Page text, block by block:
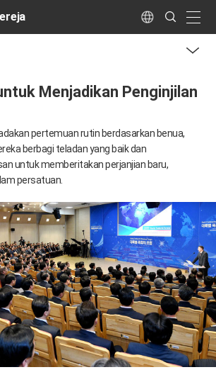
Language
Search
Submit
Menjadikan Penginjilan
pertemuan rutin berdasarkan benua,
berbagi teladan yang baik dan
untuk memberitakan perjanjian baru,
persatuan.